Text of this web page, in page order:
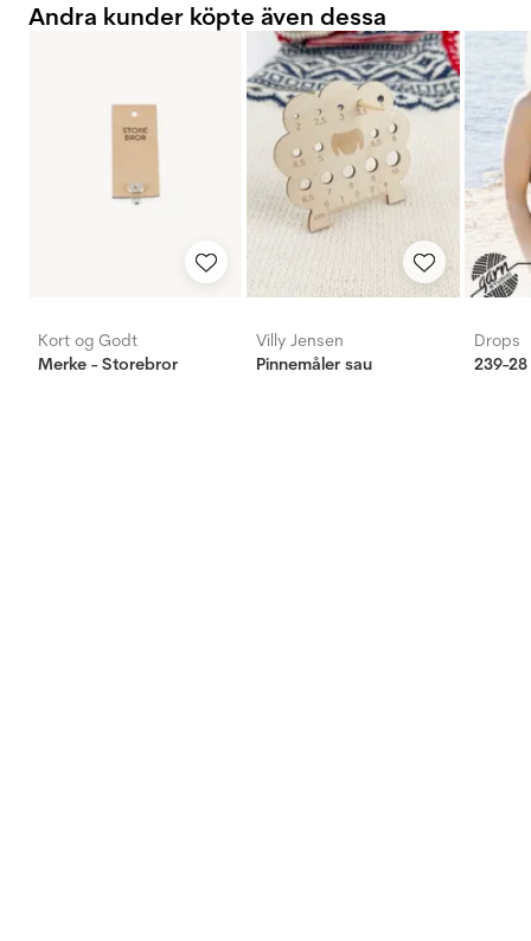
Andra kunder köpte även dessa
Kort og Godt
Merke - Storebror
Villy Jensen
Pinnemåler sau
Drops